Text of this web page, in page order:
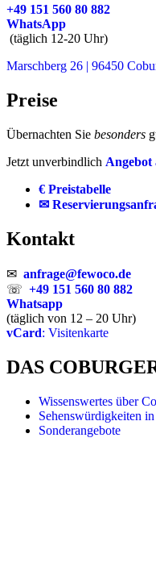
+49 151 560 80 882
WhatsApp
(täglich 12-20 Uhr)
Marschberg 26 | 96450
Preise
Übernachten Sie besonders
Jetzt unverbindlich Angebot
€ Preistabelle
✉
Kontakt
✉ anfrage@fewoco.de
☏ +49 151 560 80 882
Whatsapp
(täglich von 12 – 20 Uhr)
vCard: Visitenkarte
DAS
Wissenswertes über
Sehenswürdigkeiten
Sonderangebote